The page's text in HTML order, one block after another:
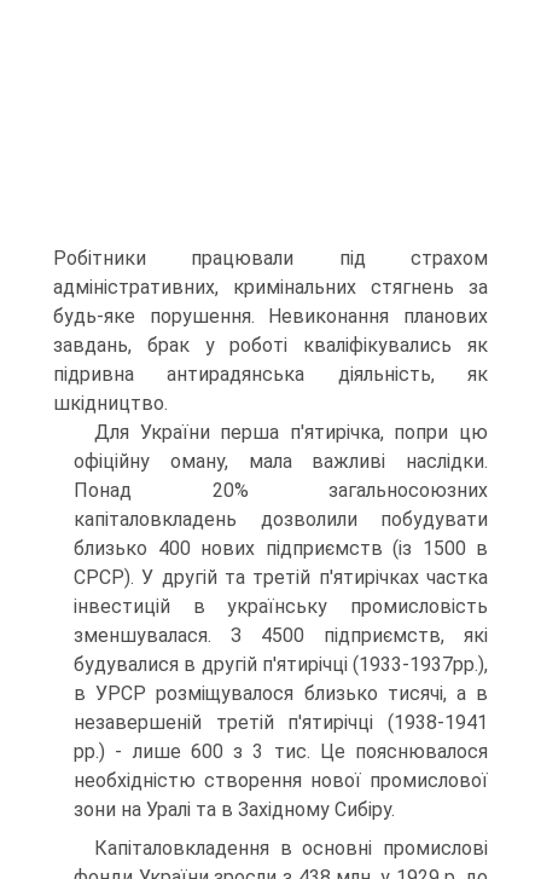
Робітники працювали під страхом
адміністративних, кримінальних стягнень за
будь-яке порушення. Невиконання планових
завдань, брак у роботі кваліфікувались як
підривна антирадянська діяльність, як
шкідництво.
Для України перша п'ятирічка, попри цю
офіційну оману, мала важливі наслідки.
Понад 20% загальносоюзних
капіталовкладень дозволили побудувати
близько 400 нових підприємств (із 1500 в
СРСР). У другій та третій п'ятирічках частка
інвестицій в українську промисловість
зменшувалася. З 4500 підприємств, які
будувалися в другій п'ятирічці (1933-1937рр.),
в УРСР розміщувалося близько тисячі, а в
незавершеній третій п'ятирічці (1938-1941
рр.) - лише 600 з 3 тис. Це пояснювалося
необхідністю створення нової промислової
зони на Уралі та в Західному Сибіру.
Капіталовкладення в основні промислові